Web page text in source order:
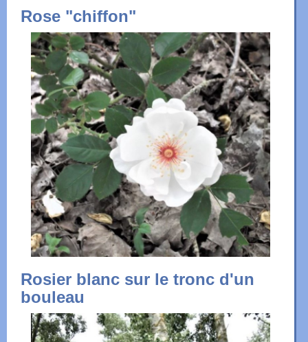
Rose "chiffon"
Rosier blanc sur le tronc d'un
bouleau